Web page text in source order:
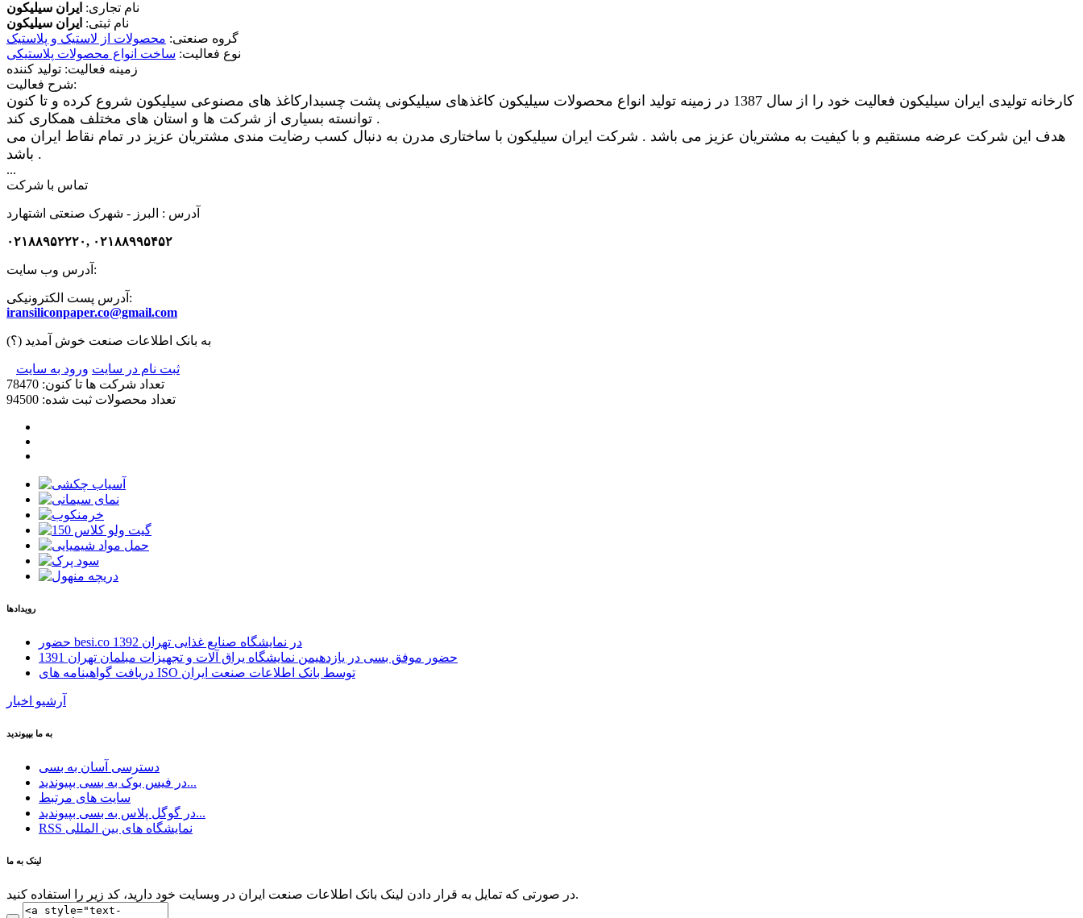
نام تجاری: ایران سیلیکون
نام ثبتی: ایران سیلیکون
گروه صنعتی: محصولات از لاستیک و پلاستیک
نوع فعالیت: ساخت انواع محصولات پلاستیکی
زمینه فعالیت: تولید کننده
شرح فعالیت:
کارخانه تولیدی ایران سیلیکون فعالیت خود را از سال 1387 در زمینه تولید انواع محصولات سیلیکون کاغذهای سیلیکونی پشت چسبدارکاغذ های مصنوعی سیلیکون شروع کرده و تا کنون
توانسته بسیاری از شرکت ها و استان های مختلف همکاری کند .
هدف این شرکت عرضه مستقیم و با کیفیت به مشتریان عزیز می باشد . شرکت ایران سیلیکون با ساختاری مدرن به دنبال کسب رضایت مندی مشتریان عزیز در تمام نقاط ایران می
باشد .
...
تماس با شرکت
آدرس : البرز - شهرک صنعتی اشتهارد
۰۲۱۸۸۹۵۲۲۲۰, ۰۲۱۸۸۹۹۵۴۵۲
آدرس وب سایت:
آدرس پست الکترونیکی:
iransiliconpaper.co@gmail.com
به بانک اطلاعات صنعت خوش آمدید (؟)
ثبت نام در سایت ورود به سایت
تعداد شرکت ها تا کنون: 78470
تعداد محصولات ثبت شده: 94500
رویدادها
حضور besi.co در نمایشگاه صنایع غذایی تهران 1392
حضور موفق بسی در یازدهیمن نمایشگاه یراق آلات و تجهیزات مبلمان تهران 1391
دریافت گواهینامه های ISO توسط بانک اطلاعات صنعت ایران
آرشیو اخبار
به ما بپیوندید
دسترسی آسان به بسی
در فیس بوک به بسی بپیوندید...
سایت های مرتبط
در گوگل پلاس به بسی بپیوندید...
RSS نمایشگاه های بین المللی
لینک به ما
در صورتی که تمایل به قرار دادن لینک بانک اطلاعات صنعت ایران در وبسایت خود دارید، کد زیر را استفاده کنید.